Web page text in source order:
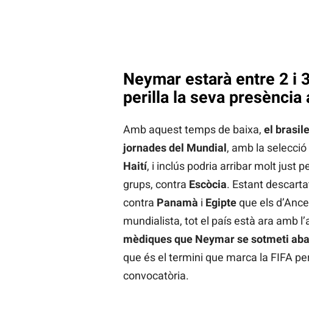
Neymar estarà entre 2 i
perilla la seva presència
Amb aquest temps de baixa, el
jornades del Mundial, amb la
Haití, i inclús podria arribar molt just
grups, contra Escòcia. Estant
contra Panamà i Egipteque els
mundialista, tot el país està ara amb
mèdiques que Neymar se sotmeti
que és el termini que marca la FIFA
convocatòria.